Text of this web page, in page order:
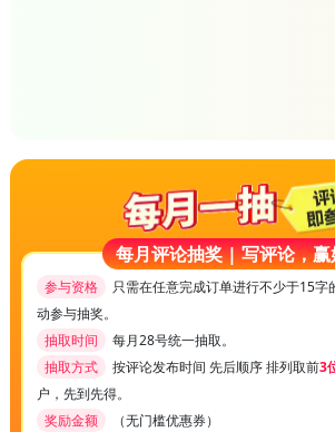
每月评论抽奖 | 写评论，赢
参与资格
只需在任意完成订单进行不少于15字
动参与抽奖。
抽取时间
每月28号统一抽取。
抽取方式
按评论发布时间 先后顺序 排列取前3
户，先到先得。
奖励金额
（无门槛优惠券）